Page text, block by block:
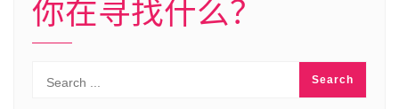
你在寻找什么？